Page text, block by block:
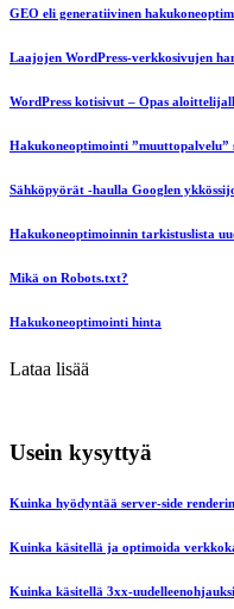
GEO eli generatiivinen
Laajojen WordPress-verkkosivujen
WordPress kotisivut – Opas
Hakukoneoptimointi ”muuttopalvelu”
Sähköpyörät -haulla Googlen
Hakukoneoptimoinnin tarkistuslista
Mikä on Robots.txt?
Hakukoneoptimointi hinta
Lataa lisää
Usein kysyttyä
Kuinka hyödyntää server-side
Kuinka käsitellä ja optimoida
Kuinka käsitellä 3xx-